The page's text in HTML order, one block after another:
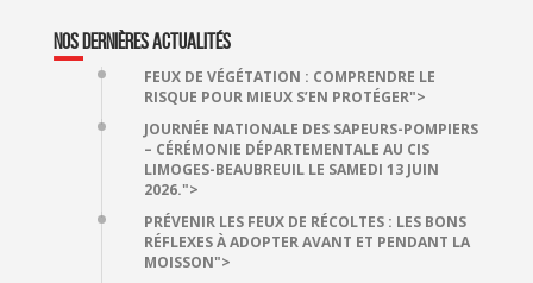
NOS DERNIÈRES ACTUALITÉS
FEUX DE VÉGÉTATION : COMPRENDRE LE
RISQUE POUR MIEUX S’EN PROTÉGER">
JOURNÉE NATIONALE DES SAPEURS-POMPIERS
– CÉRÉMONIE DÉPARTEMENTALE AU CIS
LIMOGES-BEAUBREUIL LE SAMEDI 13 JUIN
2026.">
PRÉVENIR LES FEUX DE RÉCOLTES : LES BONS
RÉFLEXES À ADOPTER AVANT ET PENDANT LA
MOISSON">